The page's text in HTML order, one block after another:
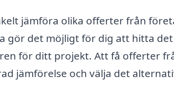
jämföra olika offerter från
gör det möjligt för dig att hitta det
för ditt projekt. Att få offerter
jämförelse och välja det